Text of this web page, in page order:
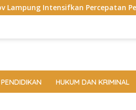
Penanggulangan
PENDIDIKAN HUKUM DAN KRIMINAL